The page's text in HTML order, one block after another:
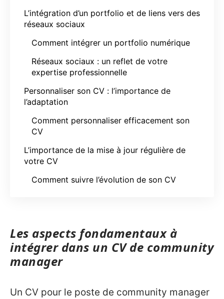
L’intégration d’un portfolio et de liens vers des
réseaux sociaux
Comment intégrer un portfolio numérique
Réseaux sociaux : un reflet de votre
expertise professionnelle
Personnaliser son CV : l’importance de
l’adaptation
Comment personnaliser efficacement son
CV
L’importance de la mise à jour régulière de
votre CV
Comment suivre l’évolution de son CV
Les aspects fondamentaux à
intégrer dans un CV de community
manager
Un CV pour le poste de community manager